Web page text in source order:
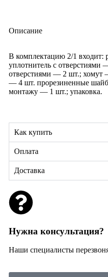
Описание
В комплектацию 2/1 входит:
уплотнитель с отверстиями
отверстиями — 2 шт.;
— 4 шт. прорезиненные
монтажу — 1 шт.; упаковка.
Как купить
Оплата
Доставка
Нужна консультация?
Наши специалисты